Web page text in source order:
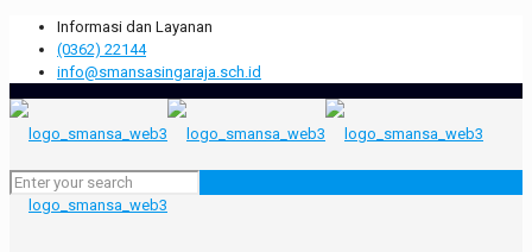
Informasi dan Layanan
(0362) 22144
info@smansasingaraja.sch.id